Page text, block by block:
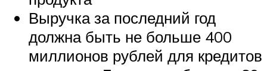
Выручка за последний год
должна быть не больше 400
миллионов рублей для кредитов